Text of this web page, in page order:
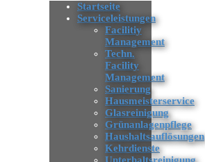
Startseite
Serviceleistungen
Facilitiy
Management
Techn.
Facility
Management
Sanierung
Hausmeisterservice
Glasreinigung
Grünanlagenpflege
Haushaltsauflösungen
Kehrdienste